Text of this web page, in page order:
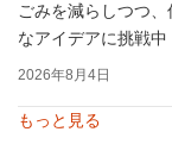
ごみを減らしつつ
なアイデアに挑戦
2026年8月4日
もっと見る